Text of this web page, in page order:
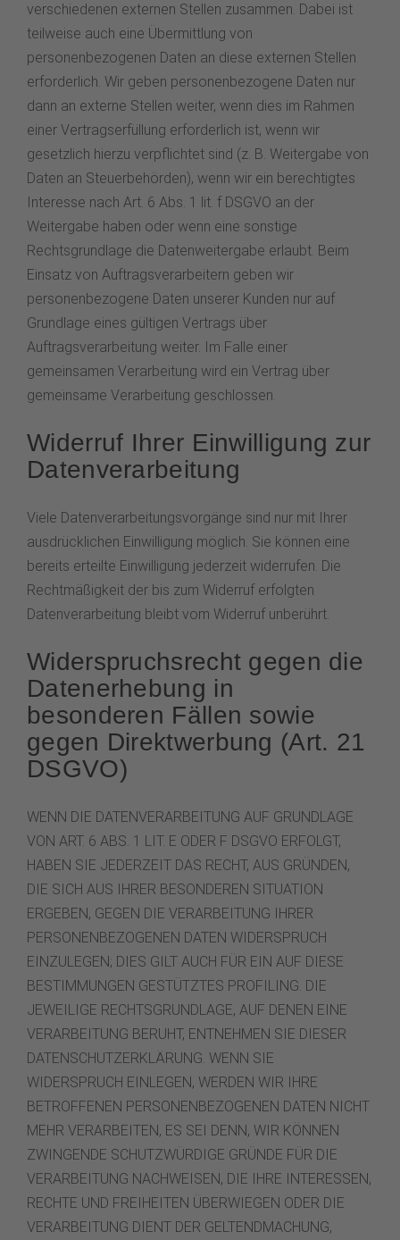
verschiedenen externen Stellen zusammen. Dabei ist
teilweise auch eine Übermittlung von
personenbezogenen Daten an diese externen Stellen
erforderlich. Wir geben personenbezogene Daten nur
dann an externe Stellen weiter, wenn dies im Rahmen
einer Vertragserfüllung erforderlich ist, wenn wir
gesetzlich hierzu verpflichtet sind (z. B. Weitergabe von
Daten an Steuerbehörden), wenn wir ein berechtigtes
Interesse nach Art. 6 Abs. 1 lit. f DSGVO an der
Weitergabe haben oder wenn eine sonstige
Rechtsgrundlage die Datenweitergabe erlaubt. Beim
Einsatz von Auftragsverarbeitern geben wir
personenbezogene Daten unserer Kunden nur auf
Grundlage eines gültigen Vertrags über
Auftragsverarbeitung weiter. Im Falle einer
gemeinsamen Verarbeitung wird ein Vertrag über
gemeinsame Verarbeitung geschlossen.
Widerruf Ihrer Einwilligung zur
Datenverarbeitung
Viele Datenverarbeitungsvorgänge sind nur mit Ihrer
ausdrücklichen Einwilligung möglich. Sie können eine
bereits erteilte Einwilligung jederzeit widerrufen. Die
Rechtmäßigkeit der bis zum Widerruf erfolgten
Datenverarbeitung bleibt vom Widerruf unberührt.
Widerspruchsrecht gegen die
Datenerhebung in
besonderen Fällen sowie
gegen Direktwerbung (Art. 21
DSGVO)
WENN DIE DATENVERARBEITUNG AUF GRUNDLAGE
VON ART. 6 ABS. 1 LIT. E ODER F DSGVO ERFOLGT,
HABEN SIE JEDERZEIT DAS RECHT, AUS GRÜNDEN,
DIE SICH AUS IHRER BESONDEREN SITUATION
ERGEBEN, GEGEN DIE VERARBEITUNG IHRER
PERSONENBEZOGENEN DATEN WIDERSPRUCH
EINZULEGEN; DIES GILT AUCH FÜR EIN AUF DIESE
BESTIMMUNGEN GESTÜTZTES PROFILING. DIE
JEWEILIGE RECHTSGRUNDLAGE, AUF DENEN EINE
VERARBEITUNG BERUHT, ENTNEHMEN SIE DIESER
DATENSCHUTZERKLÄRUNG. WENN SIE
WIDERSPRUCH EINLEGEN, WERDEN WIR IHRE
BETROFFENEN PERSONENBEZOGENEN DATEN NICHT
MEHR VERARBEITEN, ES SEI DENN, WIR KÖNNEN
ZWINGENDE SCHUTZWÜRDIGE GRÜNDE FÜR DIE
VERARBEITUNG NACHWEISEN, DIE IHRE INTERESSEN,
RECHTE UND FREIHEITEN ÜBERWIEGEN ODER DIE
VERARBEITUNG DIENT DER GELTENDMACHUNG,